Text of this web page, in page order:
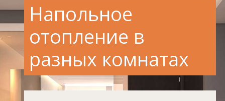
Напольное
отопление в
разных комнатах